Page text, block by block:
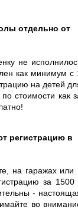
отдельно от
не
как минимум с
на детей
стоимости как
регистрацию в
на гаражах или
за 1500
-
во